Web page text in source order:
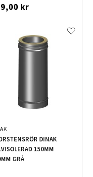
kr
DINAK
150MM
GRÅ